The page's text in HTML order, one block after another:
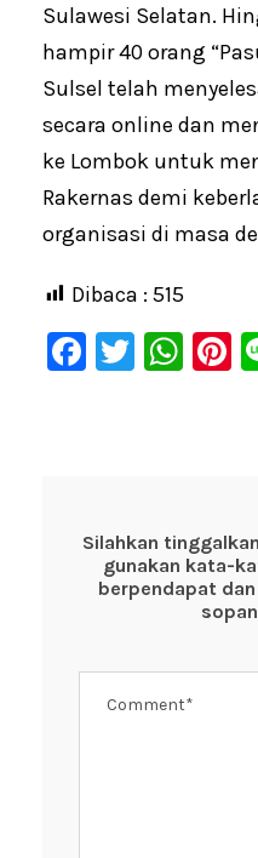
Sulawesi Selatan.
hampir 40 orang
Sulsel telah
secara online dan
ke Lombok untuk
Rakernas demi
organisasi di masa
Dibaca : 515
F
o
o
T
W
p
p
Silahkan
gunakan kata-
berpendapat